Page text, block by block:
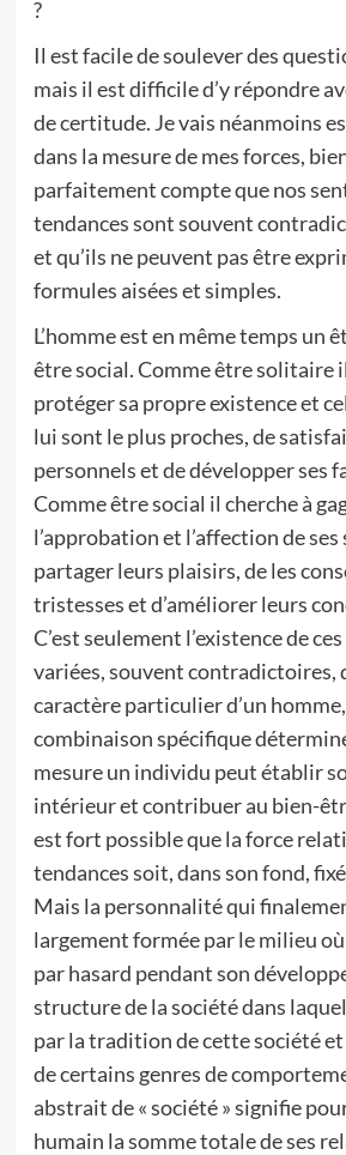
?
Il est facile de soulever des
mais il est difficile d’y répondre
de certitude. Je vais néanmoins
dans la mesure de mes forces,
parfaitement compte que nos
tendances sont souvent
et qu’ils ne peuvent pas être
formules aisées et simples.
L’homme est en même temps un
être social. Comme être solitaire
protéger sa propre existence et
lui sont le plus proches, de
personnels et de développer ses
Comme être social il cherche à
l’approbation et l’affection de
partager leurs plaisirs, de les
tristesses et d’améliorer leurs
C’est seulement l’existence de
variées, souvent contradictoires,
caractère particulier d’un
combinaison spécifique
mesure un individu peut établir
intérieur et contribuer au bien-
est fort possible que la force
tendances soit, dans son fond,
Mais la personnalité qui
largement formée par le milieu
par hasard pendant son
structure de la société dans
par la tradition de cette société
de certains genres de
abstrait de « société » signifie
humain la somme totale de ses